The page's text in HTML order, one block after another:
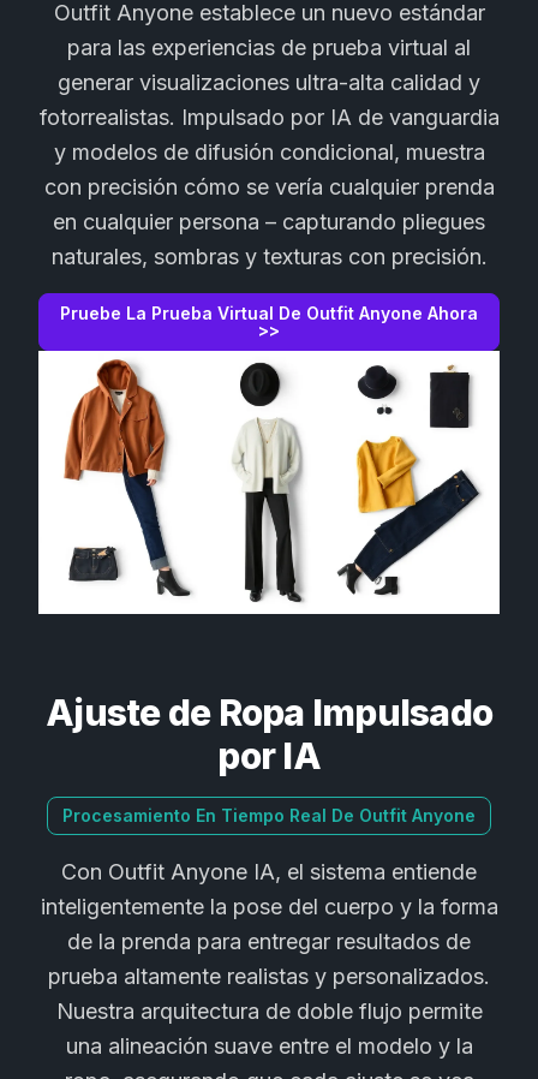
Outfit Anyone establece un nuevo estándar
para las experiencias de prueba virtual al
generar visualizaciones ultra-alta calidad y
fotorrealistas. Impulsado por IA de vanguardia
y modelos de difusión condicional, muestra
con precisión cómo se vería cualquier prenda
en cualquier persona – capturando pliegues
naturales, sombras y texturas con precisión.
Pruebe La Prueba Virtual De Outfit Anyone Ahora
>>
Ajuste de Ropa Impulsado
por IA
Procesamiento En Tiempo Real De Outfit Anyone
Con Outfit Anyone IA, el sistema entiende
inteligentemente la pose del cuerpo y la forma
de la prenda para entregar resultados de
prueba altamente realistas y personalizados.
Nuestra arquitectura de doble flujo permite
una alineación suave entre el modelo y la